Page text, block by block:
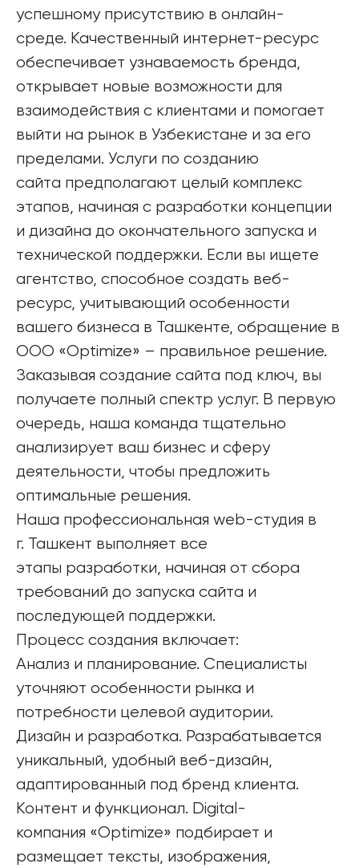
успешному присутствию в онлайн-
среде. Качественный интернет-ресурс
обеспечивает узнаваемость бренда,
открывает новые возможности для
взаимодействия с клиентами и помогает
выйти на рынок в Узбекистане и за его
пределами. Услуги по созданию
сайта предполагают целый комплекс
этапов, начиная с разработки концепции
и дизайна до окончательного запуска и
технической поддержки. Если вы ищете
агентство, способное создать веб-
ресурс, учитывающий особенности
вашего бизнеса в Ташкенте, обращение в
ООО «Optimize» – правильное решение.
Заказывая создание сайта под ключ, вы
получаете полный спектр услуг. В первую
очередь, наша команда тщательно
анализирует ваш бизнес и сферу
деятельности, чтобы предложить
оптимальные решения.
Наша профессиональная web-студия в
г. Ташкент выполняет все
этапы разработки, начиная от сбора
требований до запуска сайта и
последующей поддержки.
Процесс создания включает:
Анализ и планирование. Специалисты
уточняют особенности рынка и
потребности целевой аудитории.
Дизайн и разработка. Разрабатывается
уникальный, удобный веб-дизайн,
адаптированный под бренд клиента.
Контент и функционал. Digital-
компания «Optimize» подбирает и
размещает тексты, изображения,